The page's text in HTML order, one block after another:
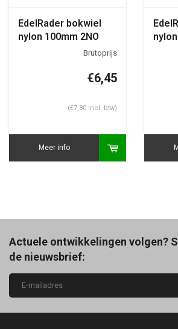
EdelRader bokwiel
nylon 100mm 2NO
€6,45
(€7,80 Incl. btw)
Meer info
Actuele ontwikkelingen volgen?
de nieuwsbrief: